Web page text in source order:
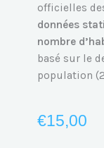
officielles
données
nombre
basé sur le
population
€15,00